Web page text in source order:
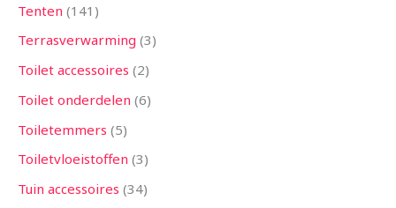
Tenten 141
Terrasverwarming 3
Toilet accessoires 2
Toilet onderdelen 6
Toiletemmers 5
Toiletvloeistoffen 3
Tuin accessoires 34